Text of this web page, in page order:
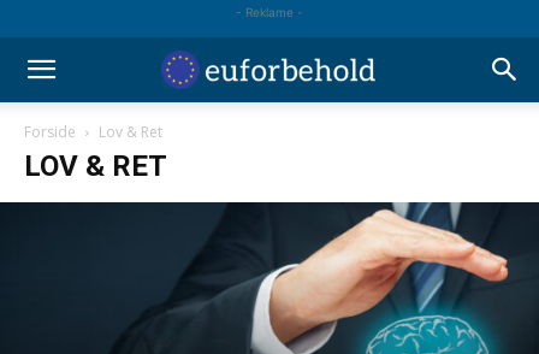
- Reklame -
Forside Lov & Ret
LOV & RET